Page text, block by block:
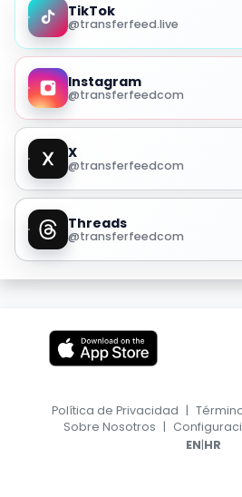
TikTok
@transferfeed.live
Instagram
@transferfeedcom
X
@transferfeedcom
Threads
@transferfeedcom
Política de Privacidad |
Sobre Nosotros |
EN|HR